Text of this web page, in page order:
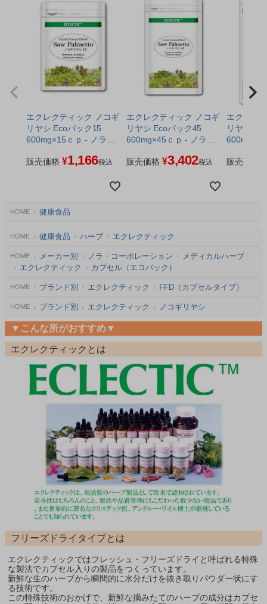
エクレクティック ノコギ
リヤシ Ecoパック15
600mg×15ｃｐ - ノラ・
ポス対応商品
販売価格 ¥1,166税込
エクレクティック ノコギ
リヤシ Ecoパック45
600mg×45ｃｐ - ノラ・
ポス対応商品
販売価格 ¥3,402税込
エクレク
リヤシ Ecoパック180
販売価格
HOME 健康食品
HOME 健康食品 ハーブ エクレクティック
HOME メーカー別 ノラ・コーポレーション
メディカルハーブ
エクレクティック
カプセル（エコパック）
HOME ブランド別 エクレクティック FFD（カプセルタイプ）
HOME ブランド別 エクレクティック ノコギリヤシ
▼こんな所がおすすめ▼
エクレクティックとは
フリーズドライタイプとは
エクレクティックではフレッシュ・フリーズドライと呼ばれる特殊
な製法でカプセル入りの製品をつくっています。
新鮮な生のハーブから瞬間的に水分だけを抜き取りパウダー状にす
る技術です。
この特殊技術のおかげで、新鮮な摘みたてのハーブの成分はカプセ